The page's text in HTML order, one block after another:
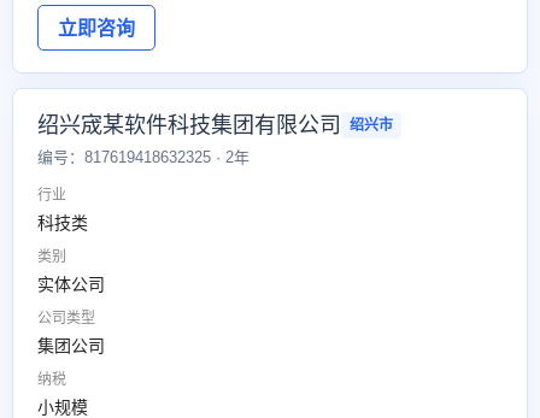
立即咨询
绍兴宬某软件科技集团有限公司 绍兴市
编号：817619418632325 · 2年
行业
科技类
类别
实体公司
公司类型
集团公司
纳税
小规模